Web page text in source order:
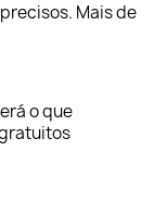
Mais de
o que